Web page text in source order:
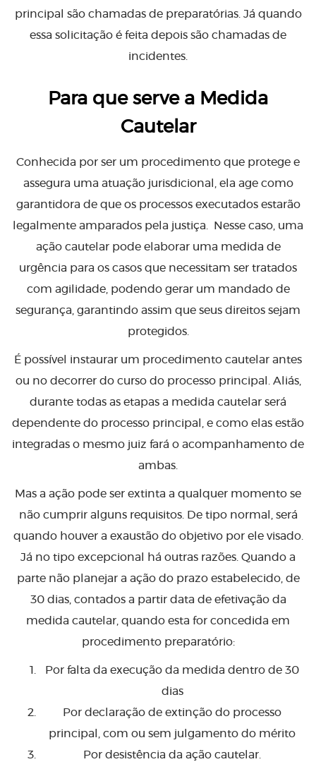
principal são chamadas de preparatórias. Já quando
essa solicitação é feita depois são chamadas de
incidentes.
Para que serve a Medida
Cautelar
Conhecida por ser um procedimento que protege e
assegura uma atuação jurisdicional, ela age como
garantidora de que os processos executados estarão
legalmente amparados pela justiça. Nesse caso, uma
ação cautelar pode elaborar uma medida de
urgência para os casos que necessitam ser tratados
com agilidade, podendo gerar um mandado de
segurança, garantindo assim que seus direitos sejam
protegidos.
É possível instaurar um procedimento cautelar antes
ou no decorrer do curso do processo principal. Aliás,
durante todas as etapas a medida cautelar será
dependente do processo principal, e como elas estão
integradas o mesmo juiz fará o acompanhamento de
ambas.
Mas a ação pode ser extinta a qualquer momento se
não cumprir alguns requisitos. De tipo normal, será
quando houver a exaustão do objetivo por ele visado.
Já no tipo excepcional há outras razões. Quando a
parte não planejar a ação do prazo estabelecido, de
30 dias, contados a partir data de efetivação da
medida cautelar, quando esta for concedida em
procedimento preparatório:
Por falta da execução da medida dentro de 30
dias
Por declaração de extinção do processo
principal, com ou sem julgamento do mérito
Por desistência da ação cautelar.